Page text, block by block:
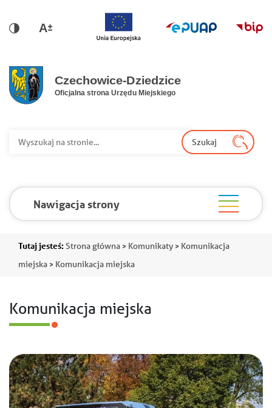
Przejdź do głównej nawigacji
Przejdź do mapy portalu
Wersja kontrastowa
Wersja dla niedowidzących
Szukaj
Nawigacja strony
Ścieżka
nawigacyjna
Tutaj jesteś: Strona główna Komunikaty
Komunikacja
miejska
Komunikacja miejska
Komunikacja miejska